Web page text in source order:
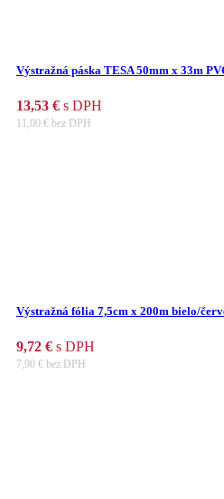
Výstražná páska TESA 50mm x 33m
13,53 € s DPH
11,00 € bez DPH
Výstražná fólia 7,5cm x 200m bielo/
9,72 € s DPH
7,90 € bez DPH